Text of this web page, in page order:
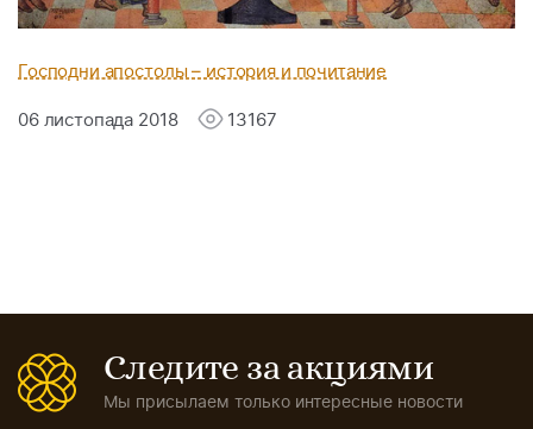
Господни апостолы – история и почитание
06 листопада 2018 13167
Следите за акциями
Мы присылаем только интересные новости